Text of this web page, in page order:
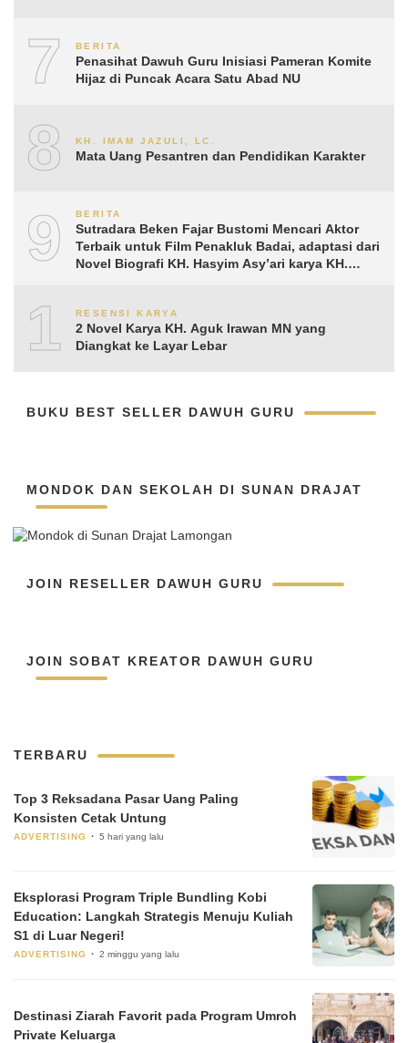
7
BERITA
Penasihat Dawuh Guru Inisiasi Pameran Komite
Hijaz di Puncak Acara Satu Abad NU
8 KH. IMAM JAZULI, LC.
Mata Uang Pesantren dan Pendidikan Karakter
9 BERITA
Sutradara Beken Fajar Bustomi Mencari Aktor
Terbaik untuk Film Penakluk Badai, adaptasi dari
Novel Biografi KH. Hasyim Asy’ari karya KH.
10RESENSI KARYA
2 Novel Karya KH. Aguk Irawan MN yang
Diangkat ke Layar Lebar
BUKU BEST SELLER DAWUH GURU
MONDOK DAN SEKOLAH DI SUNAN DRAJAT
JOIN RESELLER DAWUH GURU
JOIN SOBAT KREATOR DAWUH GURU
TERBARU
Top 3 Reksadana Pasar Uang Paling
Konsisten Cetak Untung
ADVERTISING 5 hari yang lalu
Eksplorasi Program Triple Bundling Kobi
Education: Langkah Strategis Menuju Kuliah
S1 di Luar Negeri!
ADVERTISING 2 minggu yang lalu
Destinasi Ziarah Favorit pada Program Umroh
Private Keluarga